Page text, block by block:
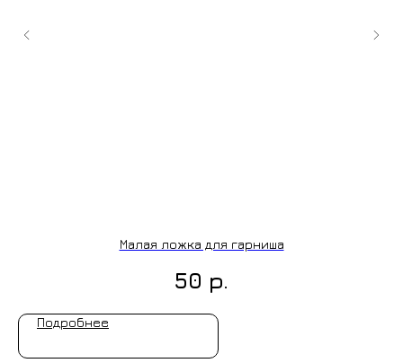
Малая ложка для гарниша
50 р.
Подробнее